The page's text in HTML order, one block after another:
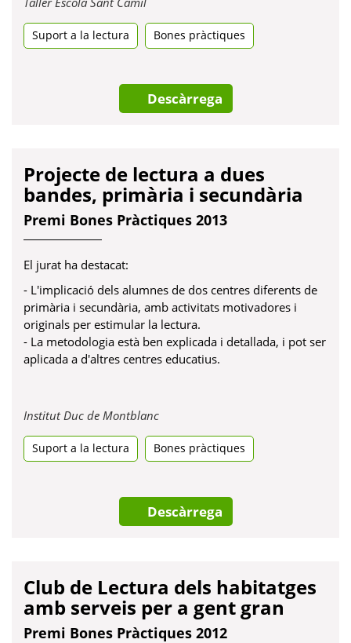
una
pestanya
Suport a la lectura Bones pràctiques
Descàrrega
Projecte de lectura a dues
bandes, primària i secundària
Premi Bones Pràctiques 2013
El jurat ha destacat:
- L'implicació dels alumnes de dos centres diferents de
primària i secundària, amb activitats motivadores i
originals per estimular la lectura.
- La metodologia està ben explicada i detallada, i pot ser
aplicada a d'altres centres educatius.
Institut Duc de MontblancObre
una
pestanya
Suport a la lectura Bones pràctiques
Descàrrega
Club de Lectura dels habitatges
amb serveis per a gent gran
Premi Bones Pràctiques 2012